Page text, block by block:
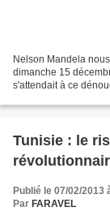
Nelson Mandela
dimanche 15
s'attendait à ce
Tunisie : le
Publié le 07/02/2013
Par FARAVEL